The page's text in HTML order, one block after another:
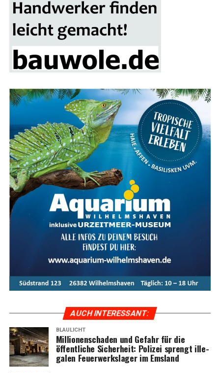
AUCH INTER­ES­SANT:
BLAULICHT
Mil­lio­nen­scha­den und Gefahr für die
öffent­li­che Sicher­heit: Poli­zei sprengt ille­
ga­len Feu­er­werks­la­ger im Emsland